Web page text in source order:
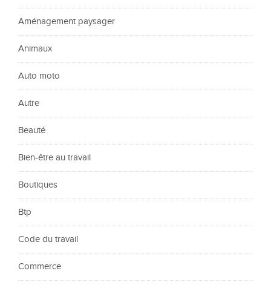
Aménagement paysager
Animaux
Auto moto
Autre
Beauté
Bien-être au travail
Boutiques
Btp
Code du travail
Commerce